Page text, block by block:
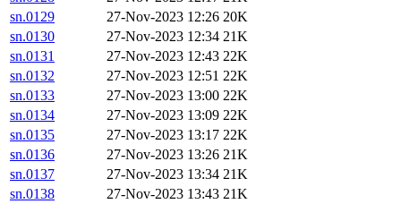
sn.0129
27-Nov-2023 12:26 20K
sn.0130
27-Nov-2023 12:34 21K
sn.0131
27-Nov-2023 12:43 22K
sn.0132
27-Nov-2023 12:51 22K
sn.0133
27-Nov-2023 13:00 22K
sn.0134
27-Nov-2023 13:09 22K
sn.0135
27-Nov-2023 13:17 22K
sn.0136
27-Nov-2023 13:26 21K
sn.0137
27-Nov-2023 13:34 21K
sn.0138
27-Nov-2023 13:43 21K